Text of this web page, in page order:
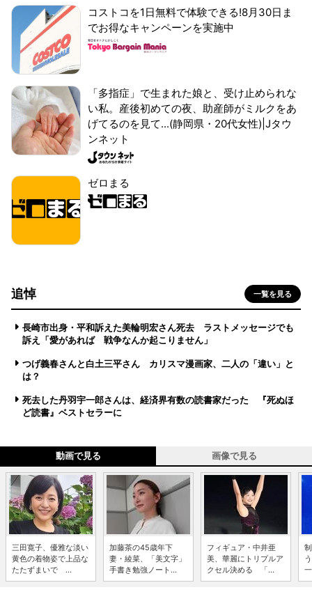
コストコを1日無料で体験できる!8月30日ま
でお得なキャンペーンを実施中
「多指症」で生まれた娘と、受け止められな
い私。産後初めての夜、助産師がミルクをあ
げてるのを見て...(静岡県・20代女性)|Jタウ
ンネット
ゼロまる
追悼 一覧を見る
長崎市出身・平和訴えた美輪明宏さん死去 ラストメッセージでも
訴え「愛があれば 戦争なんか起こりません」
つげ義春さんと白土三平さん カリスマ漫画家、二人の「違い」と
は？
死去した丹羽宇一郎さんは、経済界有数の読書家だった 『死ぬほ
ど読書』ベストセラーに
動画で見る 画像で見る
三田寛子、優雅な淡い
黄色の着物姿で上品な
たたずまいで ...
加藤茶の45歳年下
妻・綾菜、「美文字」
手書き勉強ノート...
フィギュア・中井亜
美、華麗にトリプルア
クセル決める 「...